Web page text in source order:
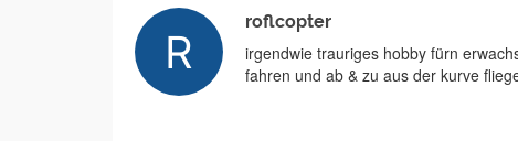
roflcopter
irgendwie trauriges hobby fürn
fahren und ab & zu aus der kurve